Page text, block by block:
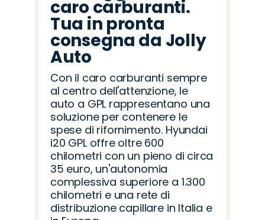
caro carburanti.
Tua in pronta
consegna da Jolly
Auto
Con il caro carburanti sempre
al centro dell'attenzione, le
auto a GPL rappresentano una
soluzione per contenere le
spese di rifornimento. Hyundai
i20 GPL offre oltre 600
chilometri con un pieno di circa
35 euro, un'autonomia
complessiva superiore a 1.300
chilometri e una rete di
distribuzione capillare in Italia e